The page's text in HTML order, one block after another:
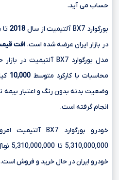
حساب می آید.
بورگوارد BX7 آلتیمیت از سال 2018
در بازار ایران عرضه شده است. افت
مدل بورگوارد BX7 آلتیمیت در بازار حدود
محاسبات با کارکرد متوسط10,000
وضعیت بدنه بدون رنگ و اعتبار بیمه
انجام گرفته است.
خودرو ایران در حال خرید و فروش است.